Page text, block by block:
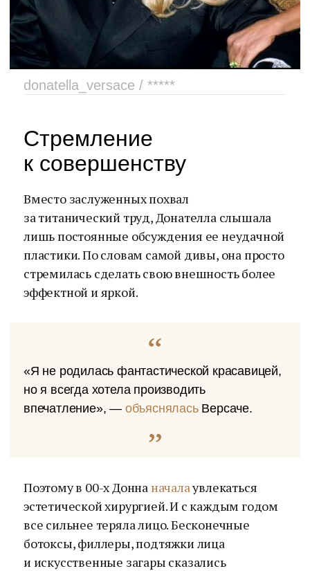
donatella_versace / *****
Стремление
к совершенству
Вместо заслуженных похвал
за титанический труд, Донателла слышала
лишь постоянные обсуждения ее неудачной
пластики. По словам самой дивы, она просто
стремилась сделать свою внешность более
эффектной и яркой.
«Я не родилась фантастической красавицей,
но я всегда хотела производить
впечатление», — объясняласьВерсаче.
Поэтому в 00-х Донна началаувлекаться
эстетической хирургией. И с каждым годом
все сильнее теряла лицо. Бесконечные
ботоксы, филлеры, подтяжки лица
и искусственные загары сказались